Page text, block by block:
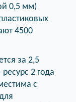
0,5 мм)
4500
за 2,5
2 года
с